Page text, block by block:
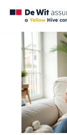
Zakelijk